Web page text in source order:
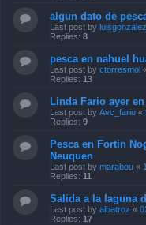
algun dato de
Last post by
Replies: 8
pesca en nahuel
Last post by ctorresmol
Replies: 13
Linda Fario ayer
Last post by Avc_fario «
Replies: 9
Pesca en Fortin
Neuquen
Last post by marabou «
Replies: 11
Salida a la laguna
Last post by albatroz «
Replies: 17